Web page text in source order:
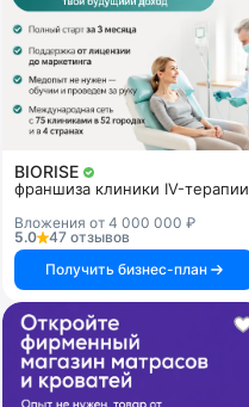
BIORISE
франшиза клиники IV-терапии
Вложения от 4 000 000 ₽
5.0
47 отзывов
Получить бизнес-план